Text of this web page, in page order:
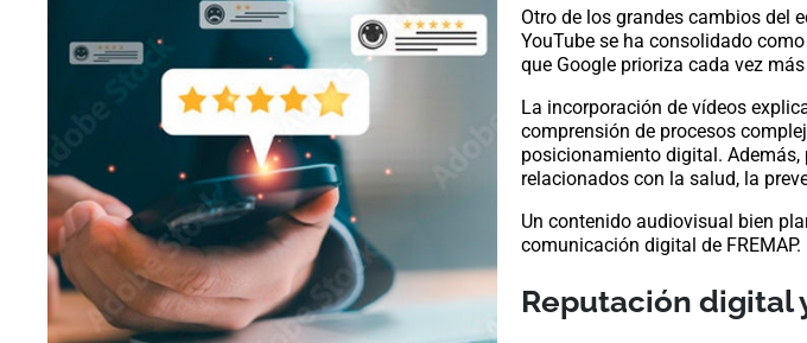
Otro de los grandes cambios del
YouTube se ha consolidado
que Google prioriza cada vez
La incorporación de vídeos
comprensión de procesos
posicionamiento digital.
relacionados con la salud, la
Un contenido audiovisual bien
comunicación digital de FREMAP.
Reputación digital